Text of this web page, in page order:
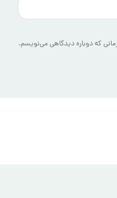
که دوباره دیدگاهی می‌نویسم.